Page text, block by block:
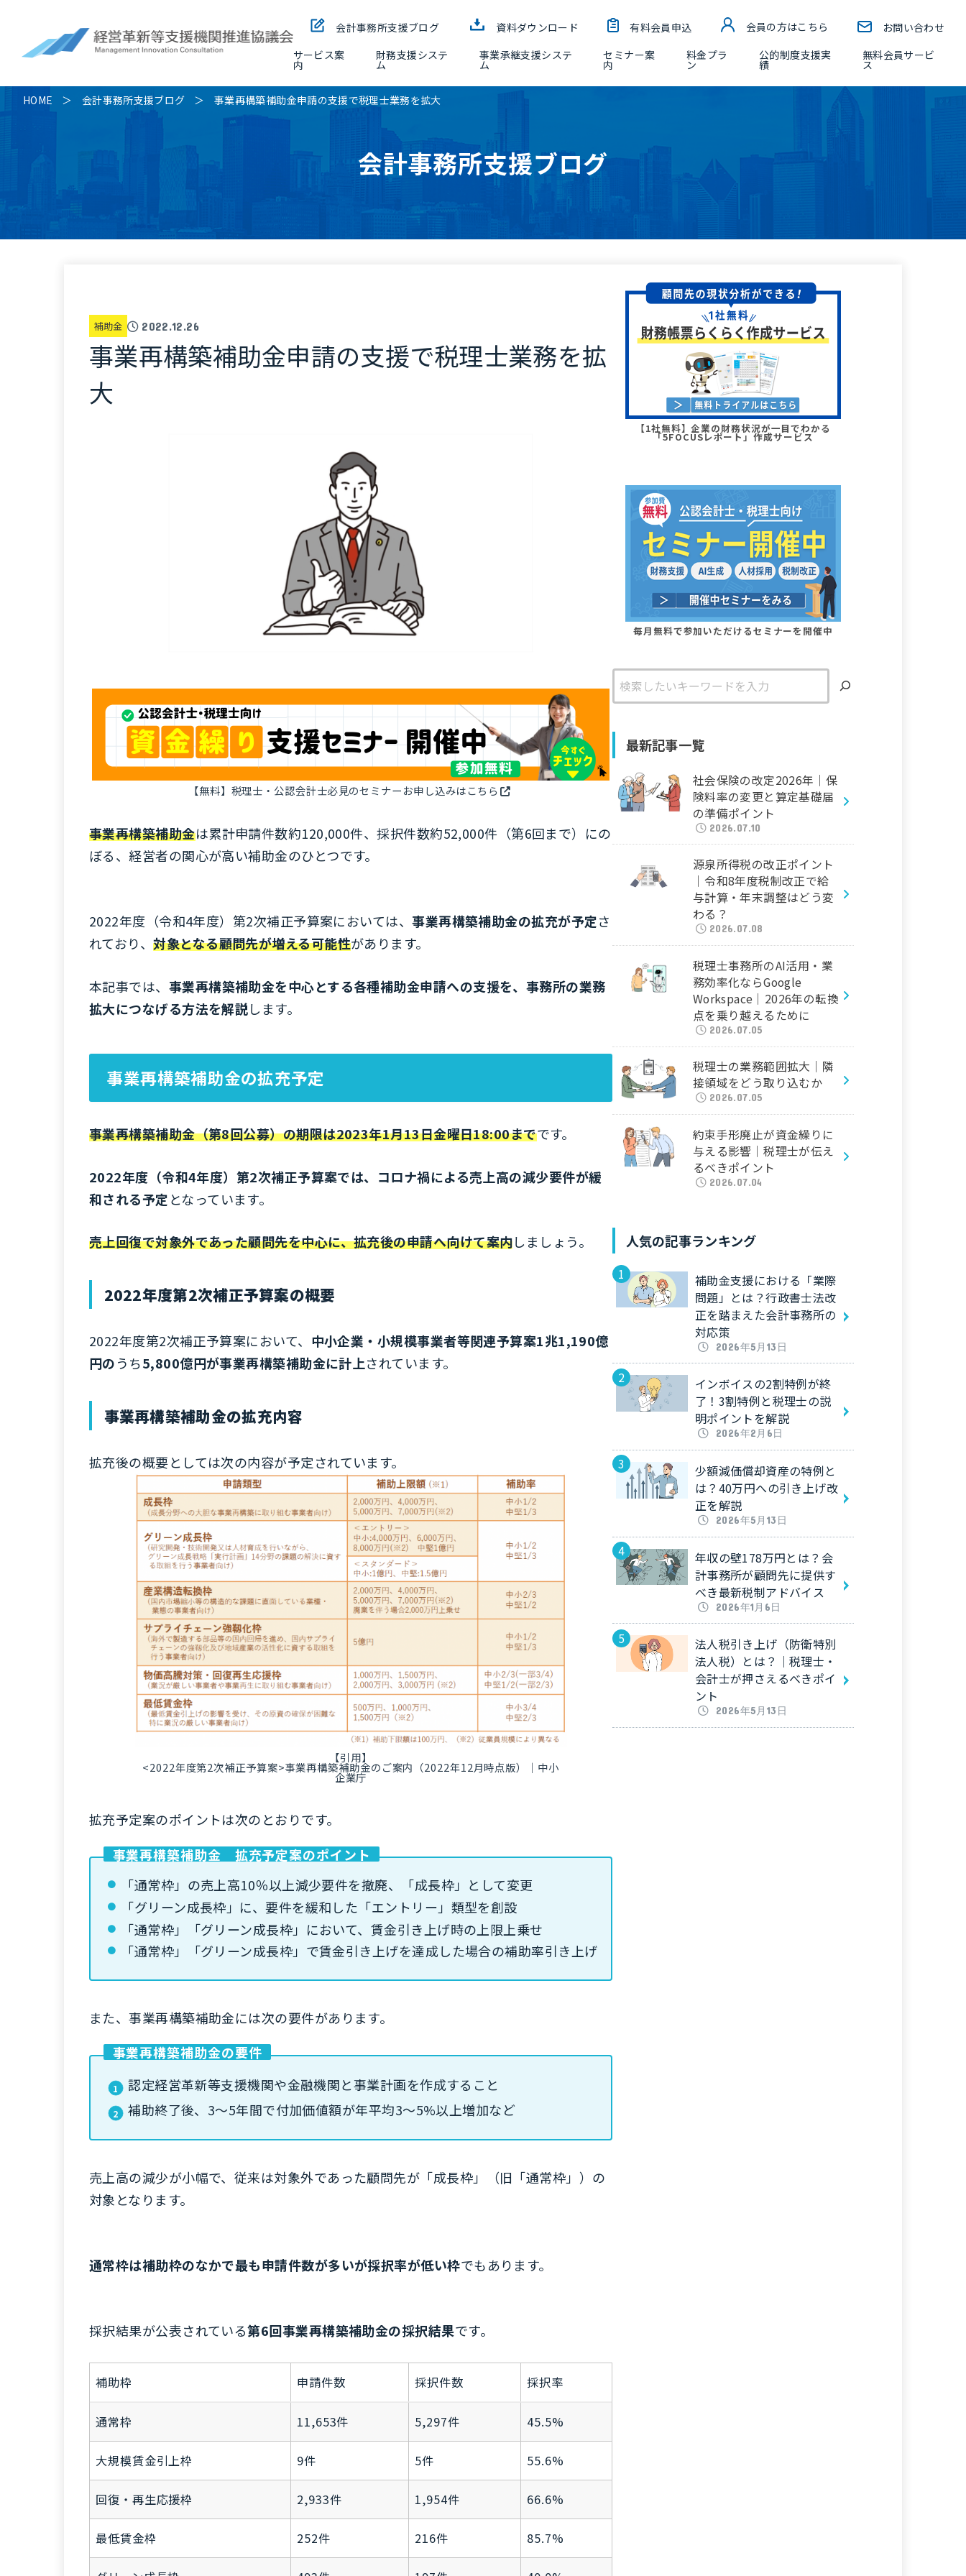
会計事務所支援ブログ 資料ダウンロード 有料会員申込 会員の方はこちら
お問い合わせ
サービス案
内
財務支援システ
ム
事業承継支援システ
ム
セミナー案
内
料金プラ
ン
公的制度支援実
績
無料会員サービ
ス
HOME 会計事務所支援ブログ 事業再構築補助金申請の支援で税理士業務を拡大
会計事務所支援ブログ
補助金 2022.12.26
事業再構築補助金申請の支援で税理士業務を拡
大
【無料】税理士・公認会計士必見のセミナーお申し込みはこちら
事業再構築補助金は累計申請件数約120,000件、採択件数約52,000件（第6回まで）にの
ぼる、経営者の関心が高い補助金のひとつです。
2022年度（令和4年度）第2次補正予算案においては、事業再構築補助金の拡充が予定さ
れており、対象となる顧問先が増える可能性があります。
本記事では、 事業再構築補助金を中心とする各種補助金申請への支援を、事務所の業務
拡大につなげる方法を解説します。
事業再構築補助金の拡充予定
事業再構築補助金（第8回公募）の期限は2023年1月13日金曜日18:00までです。
2022年度（令和4年度）第2次補正予算案では、コロナ禍による売上高の減少要件が緩
和される予定となっています。
売上回復で対象外であった顧問先を中心に、拡充後の申請へ向けて案内しましょう。
2022年度第2次補正予算案の概要
2022年度第2次補正予算案において、 中小企業・小規模事業者等関連予算案1兆1,190億
円のうち5,800億円が事業再構築補助金に計上されています。
事業再構築補助金の拡充内容
拡充後の概要としては次の内容が予定されています。
【引用】
<2022年度第2次補正予算案>事業再構築補助金のご案内（2022年12月時点版）｜中小
企業庁
拡充予定案のポイントは次のとおりです。
事業再構築補助金 拡充予定案のポイント
「通常枠」の売上高10％以上減少要件を撤廃、「成長枠」として変更
「グリーン成長枠」に、要件を緩和した「エントリー」類型を創設
「通常枠」「グリーン成長枠」において、賃金引き上げ時の上限上乗せ
「通常枠」「グリーン成長枠」で賃金引き上げを達成した場合の補助率引き上げ
また、事業再構築補助金には次の要件があります。
事業再構築補助金の要件
認定経営革新等支援機関や金融機関と事業計画を作成すること
補助終了後、3～5年間で付加価値額が年平均3～5%以上増加など
売上高の減少が小幅で、従来は対象外であった顧問先が「成長枠」（旧「通常枠」）の
対象となります。
通常枠は補助枠のなかで最も申請件数が多いが採択率が低い枠でもあります。
採択結果が公表されている第6回事業再構築補助金の採択結果です。
補助枠 申請件数 採択件数 採択率
通常枠 11,653件 5,297件 45.5%
大規模賃金引上枠 9件 5件 55.6%
回復・再生応援枠 2,933件 1,954件 66.6%
最低賃金枠 252件 216件 85.7%
【1社無料】企業の財務状況が一目でわかる
「5FOCUSレポート」作成サービス
毎月無料で参加いただけるセミナーを開催中
検
索
最新記事一覧
社会保険の改定2026年｜保
険料率の変更と算定基礎届
の準備ポイント
2026.07.10
源泉所得税の改正ポイント
｜令和8年度税制改正で給
与計算・年末調整はどう変
わる？
2026.07.08
税理士事務所のAI活用・業
務効率化ならGoogle
Workspace｜2026年の転換
点を乗り越えるために
2026.07.05
税理士の業務範囲拡大｜隣
接領域をどう取り込むか
2026.07.05
約束手形廃止が資金繰りに
与える影響｜税理士が伝え
るべきポイント
2026.07.04
人気の記事ランキング
補助金支援における「業際
問題」とは？行政書士法改
正を踏まえた会計事務所の
対応策
2026年5月13日
インボイスの2割特例が終
了！3割特例と税理士の説
明ポイントを解説
2026年2月6日
少額減価償却資産の特例と
は？40万円への引き上げ改
正を解説
2026年5月13日
年収の壁178万円とは？会
計事務所が顧問先に提供す
べき最新税制アドバイス
2026年1月6日
法人税引き上げ（防衛特別
法人税）とは？｜税理士・
会計士が押さえるべきポイ
ント
2026年5月13日